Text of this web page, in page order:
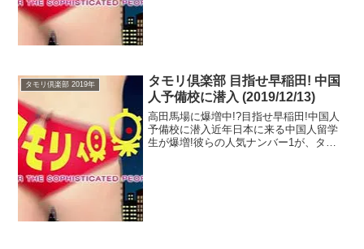
タモリ倶楽部 2019年
タモリ倶楽部 目指せ早稲田! 中国
人予備校に潜入 (2019/12/13)
高田馬場に爆増中!?目指せ早稲田!中国人
予備校に潜入近年日本に来る中国人留学
生が爆増!彼らの人気ナンバー1が、タモ